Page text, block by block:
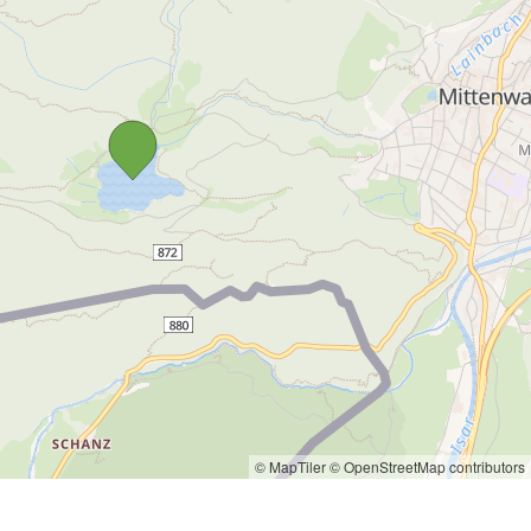
© MapTiler© OpenStreetMap contributors